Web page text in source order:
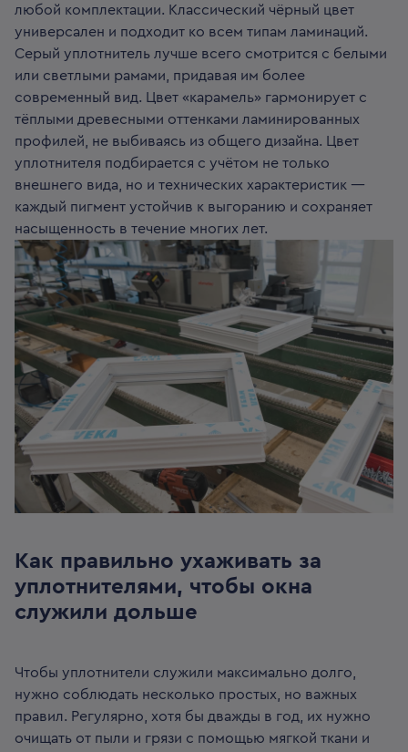
любой комплектации. Классический чёрный цвет
универсален и подходит ко всем типам ламинаций.
Серый уплотнитель лучше всего смотрится с белыми
или светлыми рамами, придавая им более
современный вид. Цвет «карамель» гармонирует с
тёплыми древесными оттенками ламинированных
профилей, не выбиваясь из общего дизайна. Цвет
уплотнителя подбирается с учётом не только
внешнего вида, но и технических характеристик —
каждый пигмент устойчив к выгоранию и сохраняет
насыщенность в течение многих лет.
Как правильно ухаживать за
уплотнителями, чтобы окна
служили дольше
Чтобы уплотнители служили максимально долго,
нужно соблюдать несколько простых, но важных
правил. Регулярно, хотя бы дважды в год, их нужно
очищать от пыли и грязи с помощью мягкой ткани и